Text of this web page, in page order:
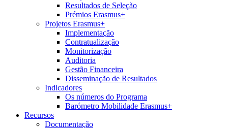
Resultados de Seleção
Prémios Erasmus+
Projetos Erasmus+
Implementação
Contratualização
Monitorização
Auditoria
Gestão Financeira
Disseminação de Resultados
Indicadores
Os números do Programa
Barómetro Mobilidade Erasmus+
Recursos
Documentação